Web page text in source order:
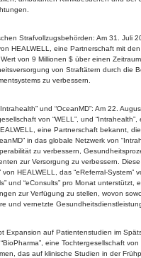
Strafvollzugsbehörden: Am 31. Juli
HEALWELL, eine Partnerschaft mit
von 9 Millionen $ über einen
von Straftätern durch die
zu verbessern.
und “OceanMD”: Am 22.
von “WELL”, und “Intrahealth”,
eine Partnerschaft bekannt,
in das globale Netzwerk von
zu verbessern,
zur Versorgung zu verbessern.
HEALWELL, das “eReferral-System”
und “eConsults” pro Monat unterstützt,
zur Verfügung zu stellen, wovon
und vernetzte
Expansion auf Patientenstudien im
eine Tochtergesellschaft
das auf klinische Studien in der